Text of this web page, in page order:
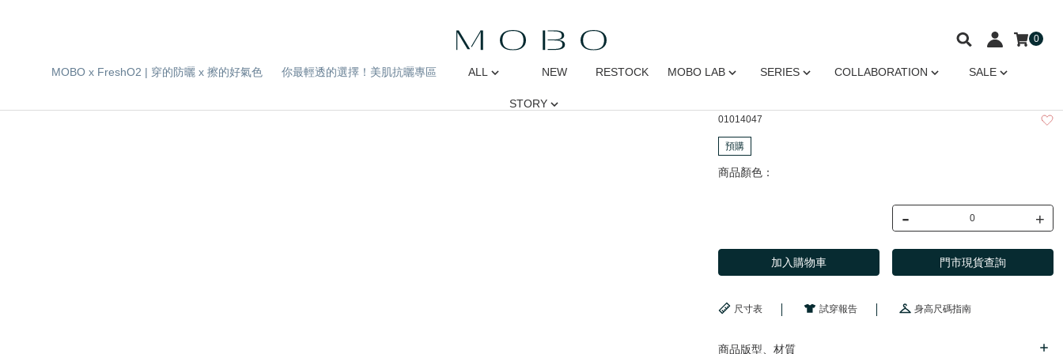
MOBO x FreshO2 | 穿的防曬 x 擦的好氣色 你最輕透的選擇！美肌抗曬專區 ALL NEW RESTOCK MOBO LAB SERIES COLLABORATION SALE
STORY
0
01014047
預購
商品顏色：
- +
加入購物車 門市現貨查詢
尺寸表 試穿報告 身高尺碼指南
商品版型、材質